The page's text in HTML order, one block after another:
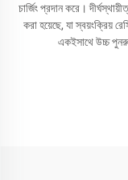
চার্জিং প্রদান করে।
করা হয়েছে, যা স্বয়ংক্রিয়
একইসাথে উচ্চ